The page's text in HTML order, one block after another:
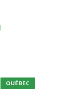
QUÉBEC